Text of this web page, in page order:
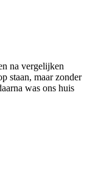
na vergelijken
staan, maar zonder
was ons huis